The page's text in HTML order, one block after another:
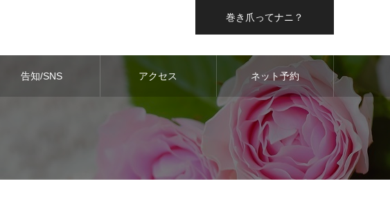
巻き爪ってナニ？
告知/SNS アクセス ネット予約